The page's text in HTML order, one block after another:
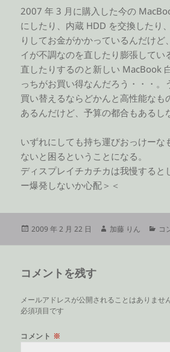
2007 年 3 月に購入した今の
にしたり、内蔵 HDD を交換したり
りしてお金がかかっているんだけど
イが不調なのを直したり膨張してい
直したりするのと新しい MacBook
っちがお買い得なんだろう・・・。
買い替えるならどかんと高性能なも
あるんだけど、予算の都合もあるし
いずれにしても持ち運びおっけーな
ないと困るということになる。
ディスプレイチカチカは我慢すると
ー爆発しないか心配＞＜
投
2009 年 2 月 22 日
作
加藤 りん
カ
コ
コメントを残す
メールアドレスが公開されることはありません
必須項目です
コメント ※